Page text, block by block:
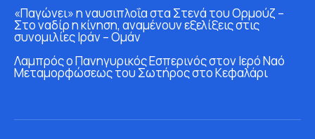
«Παγώνει» η ναυσιπλοΐα στα Στενά του Ορμούζ –
Στο ναδίρ η κίνηση, αναμένουν εξελίξεις στις
συνομιλίες Ιράν – Ομάν
Λαμπρός ο Πανηγυρικός Εσπερινός στον Ιερό Ναό
Μεταμορφώσεως του Σωτήρος στο Κεφαλάρι